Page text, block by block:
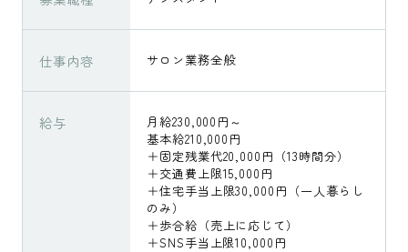
仕事内容 サロン業務全般
給与
月給230,000円～
基本給210,000円
＋固定残業代20,000円（13時間分）
＋交通費上限15,000円
＋住宅手当上限30,000円（一人暮らし
のみ）
＋歩合給（売上に応じて）
＋SNS手当上限10,000円